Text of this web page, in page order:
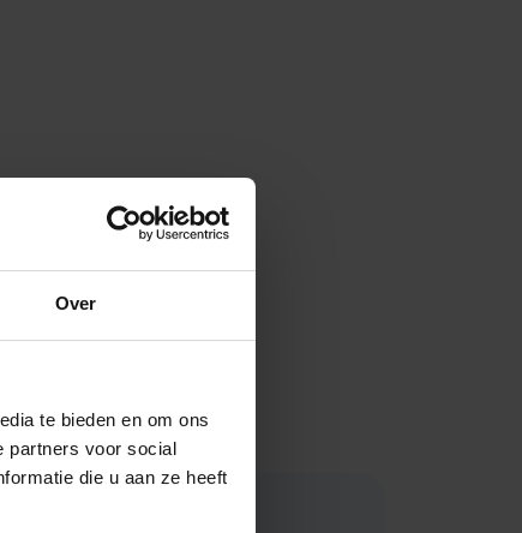
Over
te bieden en om ons
partners voor social
die u aan ze heeft